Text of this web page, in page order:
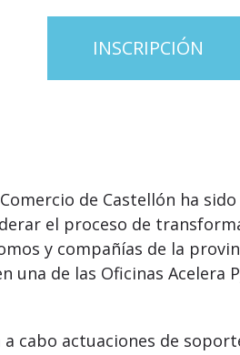
INSCRIPCIÓN
de Castellón ha
el proceso de
y compañías de la
una de las Oficinas Acelera
a cabo actuaciones de